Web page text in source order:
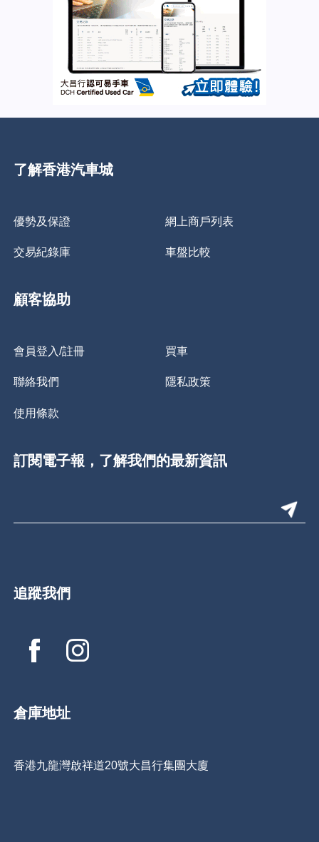
了解香港汽車城
優勢及保證 網上商戶列表
交易紀錄庫 車盤比較
顧客協助
會員登入/註冊 買車
聯絡我們 隱私政策
使用條款
訂閱電子報，了解我們的最新資訊
追蹤我們
倉庫地址
香港九龍灣啟祥道20號大昌行集團大廈